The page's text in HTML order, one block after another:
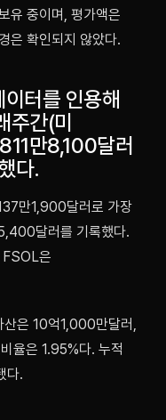
유 중이며, 평가액은
은 확인되지 않았다.
터를 인용해
간(미
만8,100달러
다.
만1,900달러로 가장
달러를 기록했다.
은
은 10억1,000만달러,
율은 1.95%다. 누적
다.